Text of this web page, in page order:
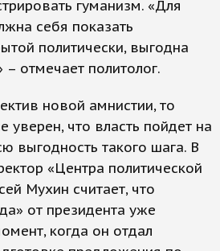
гуманизм. «Для
себя показать
политически, выгодна
отмечает политолог.
новой амнистии, то
уверен, что власть пойдет на
выгодность такого шага. В
«Центра политической
Мухин считает, что
от президента уже
когда он отдал